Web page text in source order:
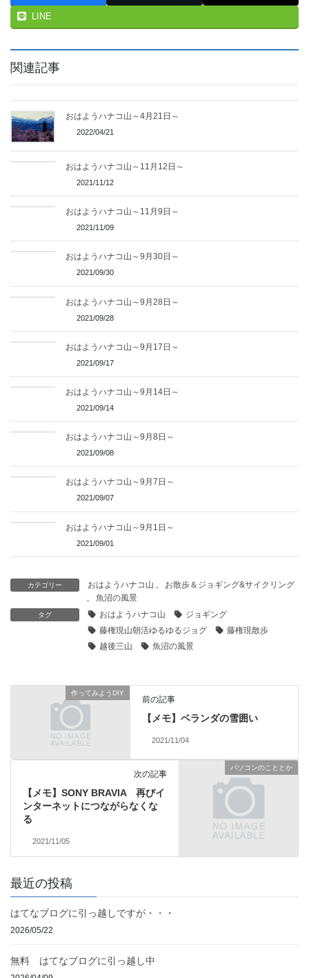
LINE
関連記事
おはようハナコ山～4月21日～
2022/04/21
おはようハナコ山～11月12日～
2021/11/12
おはようハナコ山～11月9日～
2021/11/09
おはようハナコ山～9月30日～
2021/09/30
おはようハナコ山～9月28日～
2021/09/28
おはようハナコ山～9月17日～
2021/09/17
おはようハナコ山～9月14日～
2021/09/14
おはようハナコ山～9月8日～
2021/09/08
おはようハナコ山～9月7日～
2021/09/07
おはようハナコ山～9月1日～
2021/09/01
カテゴリー おはようハナコ山
お散歩＆ジョギング&サイクリング
魚沼の風景
タグ おはようハナコ山
ジョギング
藤権現山朝活ゆるゆるジョグ
藤権現散歩
越後三山
魚沼の風景
作ってみようDIY
前の記事
【メモ】ベランダの雪囲い
2021/11/04
パソコンのこととか
次の記事
【メモ】SONY BRAVIA 再びイ
ンターネットにつながらなくな
る
2021/11/05
最近の投稿
はてなブログに引っ越しですが・・・
2026/05/22
無料 はてなブログに引っ越し中